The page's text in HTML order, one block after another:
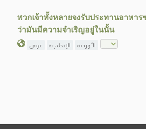
พวกเจ้าทั้งหลายจงรับประทานอาหาร
ว่ามันมีความจำเริญอยู่ในนั้น
عربي الإنجليزية الأوردية